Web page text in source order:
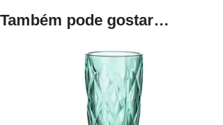
Também pode gostar…